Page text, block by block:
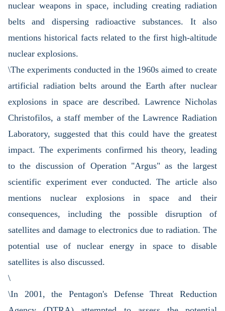
nuclear weapons in space, including creating radiation
belts and dispersing radioactive substances. It also
mentions historical facts related to the first high-altitude
nuclear explosions.
\The experiments conducted in the 1960s aimed to create
artificial radiation belts around the Earth after nuclear
explosions in space are described. Lawrence Nicholas
Christofilos, a staff member of the Lawrence Radiation
Laboratory, suggested that this could have the greatest
impact. The experiments confirmed his theory, leading
to the discussion of Operation "Argus" as the largest
scientific experiment ever conducted. The article also
mentions nuclear explosions in space and their
consequences, including the possible disruption of
satellites and damage to electronics due to radiation. The
potential use of nuclear energy in space to disable
satellites is also discussed.
\
\In 2001, the Pentagon's Defense Threat Reduction